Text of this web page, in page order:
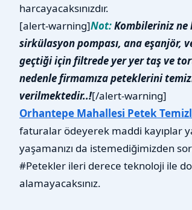
harcayacaksınızdır.
[alert-warning]Not:Kombileriniz
sirkülasyon pompası, ana eşanjör,
geçtiği için filtrede yer yer taş ve
nedenle firmamıza peteklerini
verilmektedir..![/alert-warning]
Orhantepe Mahallesi Petek
faturalar ödeyerek maddi kayıplar
yaşamanızı da istemediğimizden
#Petekler ileri derece teknoloji ile
alamayacaksınız.